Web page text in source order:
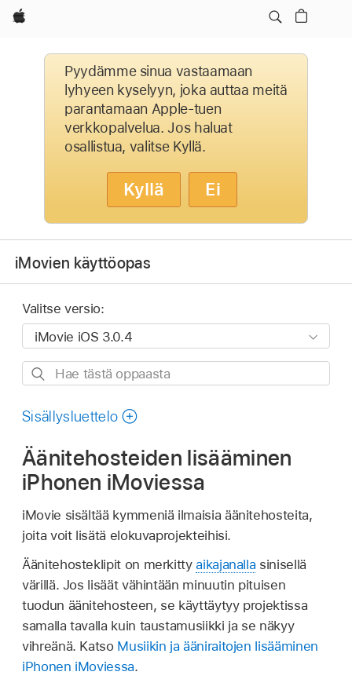
Apple
Pyydämme sinua vastaamaan
lyhyeen kyselyyn, joka auttaa meitä
parantamaan Apple-tuen
verkkopalvelua. Jos haluat
osallistua, valitse Kyllä.
Kyllä Ei
iMovien käyttöopas
Valitse versio:
Hae
oppaasta
Sisällysluettelo
Äänitehosteiden lisääminen
iPhonen iMoviessa
iMovie sisältää kymmeniä ilmaisia äänitehosteita,
joita voit lisätä elokuvaprojekteihisi.
Äänitehosteklipit on merkittyaikajanalla sinisellä
värillä. Jos lisäät vähintään minuutin pituisen
tuodun äänitehosteen, se käyttäytyy projektissa
samalla tavalla kuin taustamusiikki ja se näkyy
vihreänä. Katso Musiikin ja ääniraitojen lisääminen
iPhonen iMoviessa.